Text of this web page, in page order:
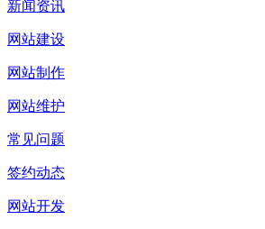
新闻资讯
网站建设
网站制作
网站维护
常见问题
签约动态
网站开发